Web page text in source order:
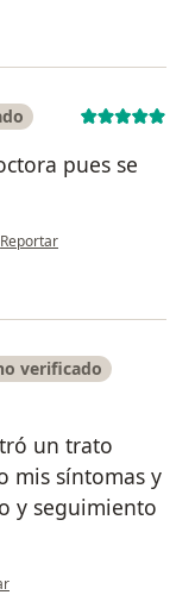
pues se
en opinión del usuario LSL
Reportar
verificado
un trato
mis síntomas y
y seguimiento
del usuario Alejandro R